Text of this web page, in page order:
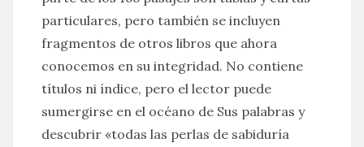
particulares, pero también se incluyen
fragmentos de otros libros que ahora
conocemos en su integridad. No contiene
títulos ni índice, pero el lector puede
sumergirse en el océano de Sus palabras y
descubrir «todas las perlas de sabiduría